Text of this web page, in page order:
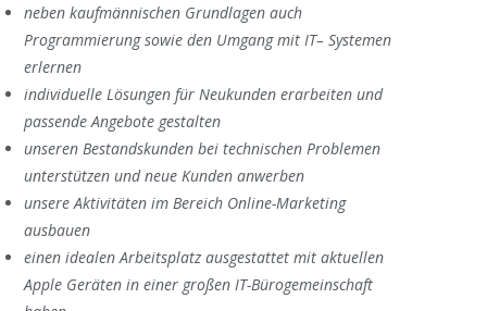
neben kaufmännischen Grundlagen auch
Programmierung sowie den Umgang mit IT– Systemen
erlernen
individuelle Lösungen für Neukunden erarbeiten und
passende Angebote gestalten
unseren Bestandskunden bei technischen Problemen
unterstützen und neue Kunden anwerben
unsere Aktivitäten im Bereich Online-Marketing
ausbauen
einen idealen Arbeitsplatz ausgestattet mit aktuellen
Apple Geräten in einer großen IT-Bürogemeinschaft